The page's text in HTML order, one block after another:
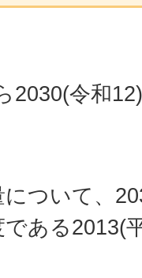
2030(令和
ついて、
ある2013(